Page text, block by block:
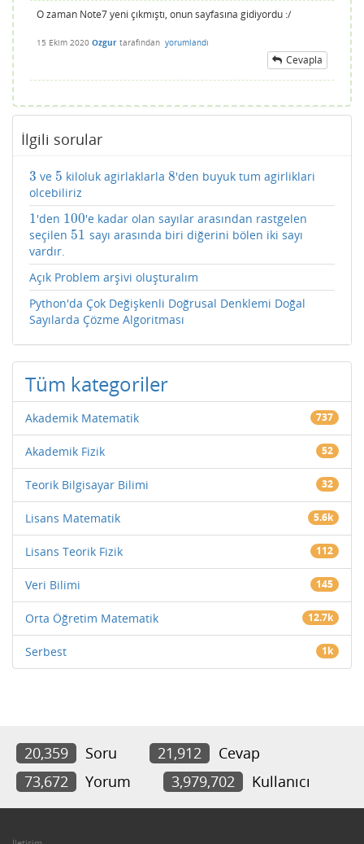
O zaman Note7 yeni çıkmıştı, onun sayfasına gidiyordu :/
15 Ekim 2020 Ozgur tarafından yorumlandı
Cevapla
İlgili sorular
3
3 ve 5
5 kiloluk agirlaklarla 8
8'den buyuk tum agirliklari
olcebiliriz
1
1'den 100
100 'e kadar olan sayılar arasından rastgelen
seçilen 51
51 sayı arasında biri diğerini bölen iki sayı
vardır.
Açık Problem arşivi oluşturalım
Python'da Çok Değişkenli Doğrusal Denklemi Doğal
Sayılarda Çözme Algoritması
Tüm kategoriler
Akademik Matematik 737
Akademik Fizik 52
Teorik Bilgisayar Bilimi 32
Lisans Matematik 5.6k
Lisans Teorik Fizik 112
Veri Bilimi 145
Orta Öğretim Matematik 12.7k
Serbest 1k
20,359 Soru 21,912
Cevap
73,672
Yorum 3,979,702 Kullanıcı